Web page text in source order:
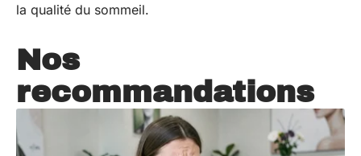
la qualité du sommeil.
Nos
recommandations